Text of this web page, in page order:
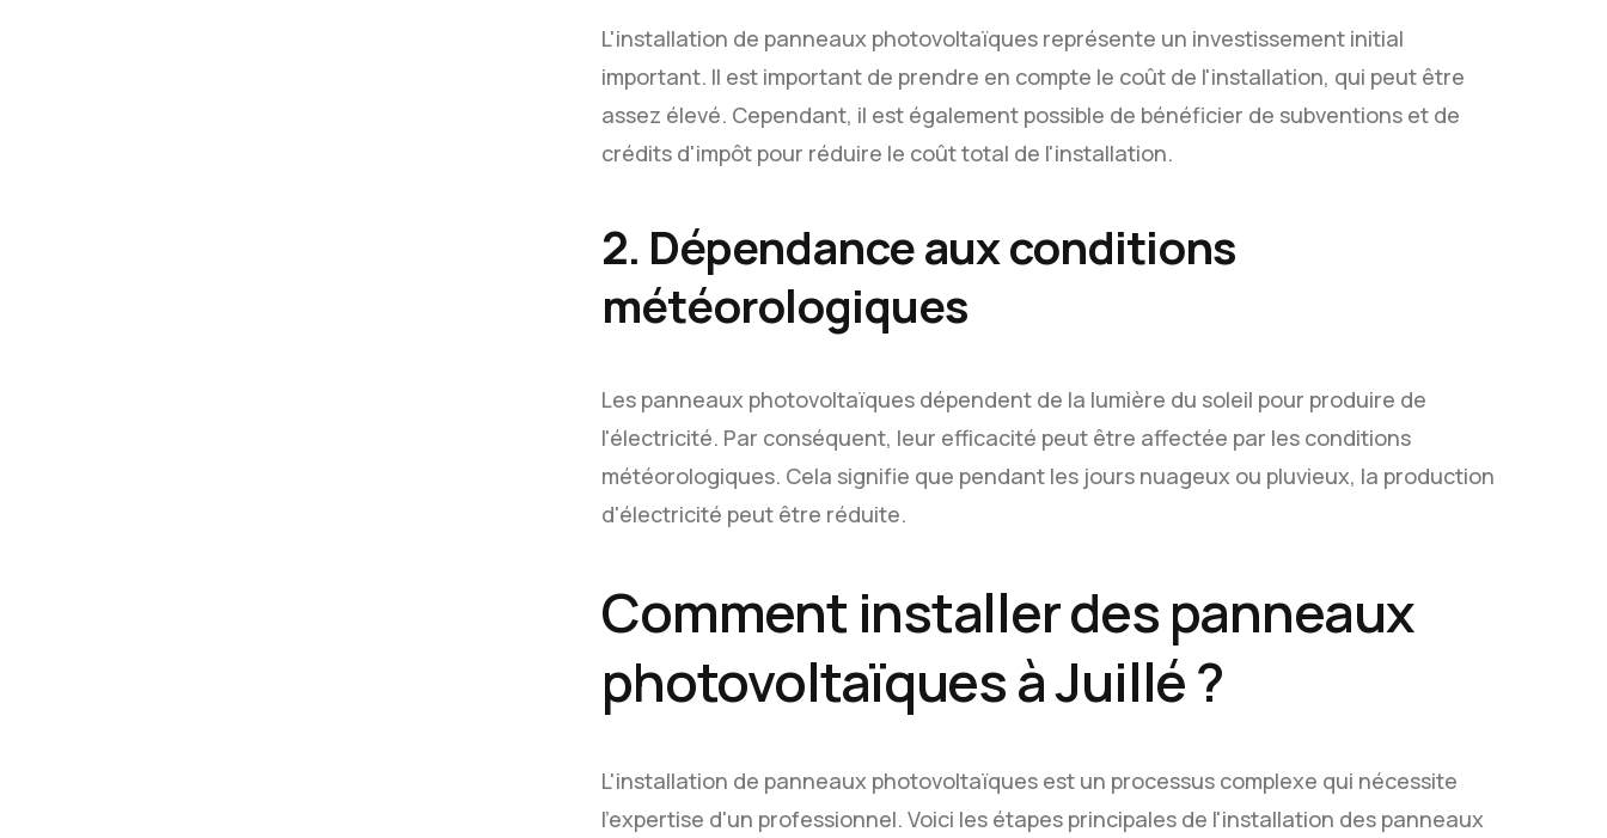
L'installation de panneaux photovoltaïques représente un investissement initial
important. Il est important de prendre en compte le coût de l'installation, qui peut être
assez élevé. Cependant, il est également possible de bénéficier de subventions et de
crédits d'impôt pour réduire le coût total de l'installation.
2. Dépendance aux conditions
météorologiques
Les panneaux photovoltaïques dépendent de la lumière du soleil pour produire de
l'électricité. Par conséquent, leur efficacité peut être affectée par les conditions
météorologiques. Cela signifie que pendant les jours nuageux ou pluvieux, la production
d'électricité peut être réduite.
Comment installer des panneaux
photovoltaïques à Juillé ?
L'installation de panneaux photovoltaïques est un processus complexe qui nécessite
l'expertise d'un professionnel. Voici les étapes principales de l'installation des panneaux